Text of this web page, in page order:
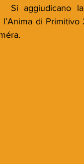
Si aggiudicano
di